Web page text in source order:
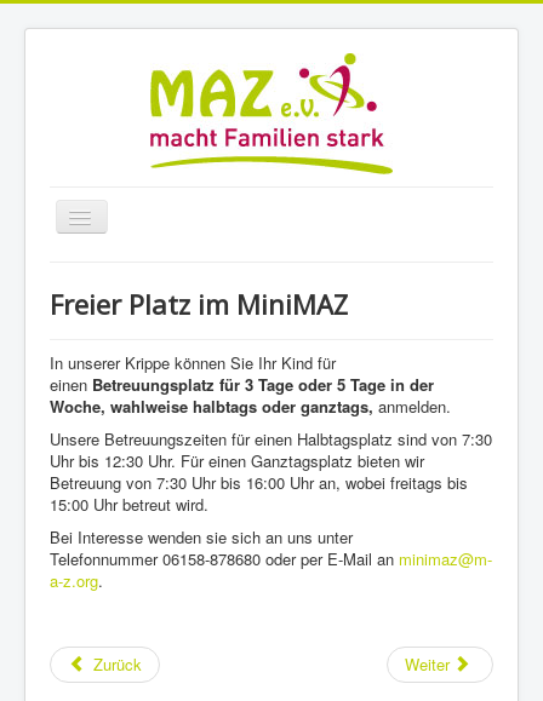
Navigation
an/aus
MiniMAZ
TagesKids
Angebote
Beratung
Veranstaltungen
Links & Download
Kalender
Offene Treffs
Freier Platz im MiniMAZ
In unserer Krippe können Sie Ihr Kind für
einen Betreuungsplatz für 3 Tage oder 5 Tage in der
Woche, wahlweise halbtags oder ganztags, anmelden.
Unsere Betreuungszeiten für einen Halbtagsplatz sind von 7:30
Uhr bis 12:30 Uhr. Für einen Ganztagsplatz bieten wir
Betreuung von 7:30 Uhr bis 16:00 Uhr an, wobei freitags bis
15:00 Uhr betreut wird.
Bei Interesse wenden sie sich an uns unter
Telefonnummer 06158-878680 oder per E-Mail an minimaz@m-
a-z.org.
Zurück Weiter